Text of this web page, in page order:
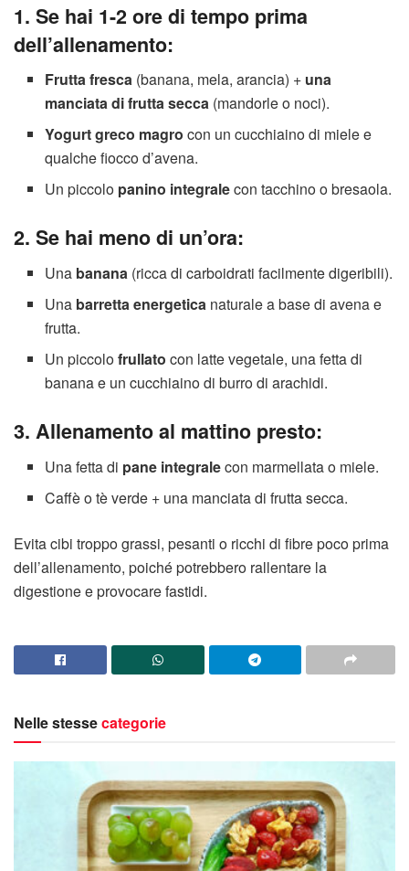
1. Se hai 1-2 ore di tempo prima
dell’allenamento:
Frutta fresca (banana, mela, arancia) + una
manciata di frutta secca (mandorle o noci).
Yogurt greco magro con un cucchiaino di miele e
qualche fiocco d’avena.
Un piccolo panino integralecon tacchino o bresaola.
2. Se hai meno di un’ora:
Una banana (ricca di carboidrati facilmente digeribili).
Una barretta energetica naturale a base di avena e
frutta.
Un piccolofrullato con latte vegetale, una fetta di
banana e un cucchiaino di burro di arachidi.
3. Allenamento al mattino presto:
Una fetta di pane integralecon marmellata o miele.
Caffè o tè verde + una manciata di frutta secca.
Evita cibi troppo grassi, pesanti o ricchi di fibre poco prima
dell’allenamento, poiché potrebbero rallentare la
digestione e provocare fastidi.
Nelle stessecategorie